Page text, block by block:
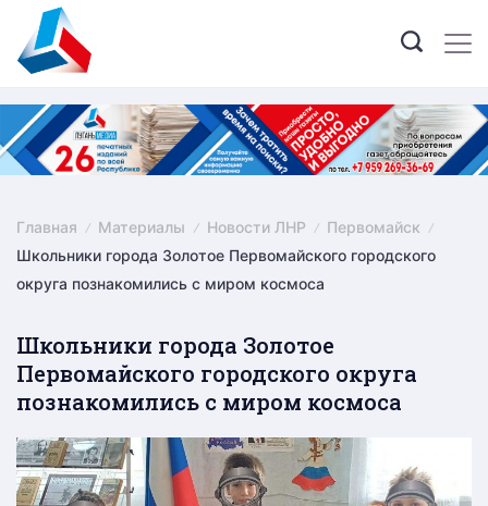
content
Главная Материалы Новости ЛНР
Первомайск
Школьники города Золотое Первомайского городского
округа познакомились с миром космоса
Школьники города Золотое
Первомайского городского округа
познакомились с миром космоса